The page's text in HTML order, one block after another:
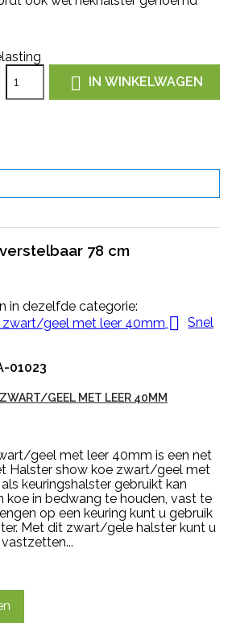
 IN WINKELWAGEN
78 cm
in dezelfde categorie:
 Snel
01023
GEEL MET LEER 40MM
geel met leer 40mm is een net
Halster show koe zwart/geel met
keuringshalster gebruikt kan
in bedwang te houden, vast te
op een keuring kunt u gebruik
Met dit zwart/gele halster kunt u